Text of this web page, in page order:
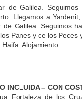
de Galilea.
Llegamos a
Galilea. Seguimos
Panes y de los
Alojamiento.
INCLUIDA – CON
Fortaleza de los